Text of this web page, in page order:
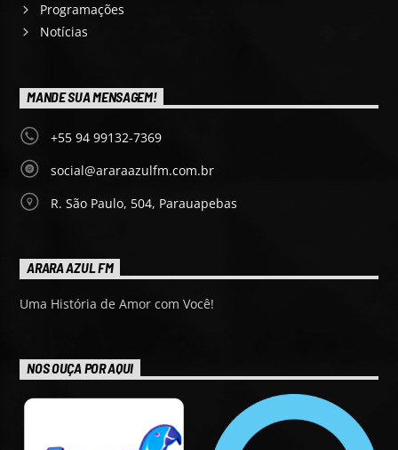
Programações
Notícias
MANDE SUA MENSAGEM!
+55 94 99132-7369
social@araraazulfm.com.br
R. São Paulo, 504, Parauapebas
ARARA AZUL FM
Uma História de Amor com Você!
NOS OUÇA POR AQUI